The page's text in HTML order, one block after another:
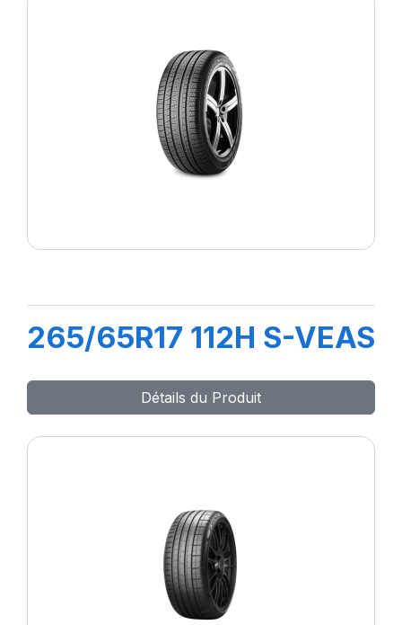
265/65R17 112H S-VEAS
Détails du Produit